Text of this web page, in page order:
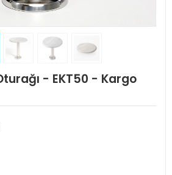
- EKT50 - Kargo